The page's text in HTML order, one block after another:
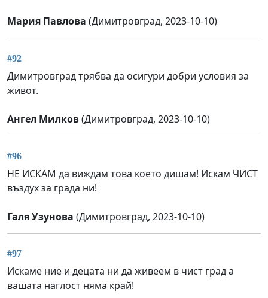
Мария Павлова (Димитровград, 2023-10-10)
#92
Димитровград трябва да осигури добри условия за
живот.
Ангел Милков(Димитровград, 2023-10-10)
#96
НЕ ИСКАМ да виждам това което дишам! Искам ЧИСТ
въздух за града ни!
Галя Узунова (Димитровград, 2023-10-10)
#97
Искаме ние и децата ни да живеем в чист град а
вашата наглост няма край!